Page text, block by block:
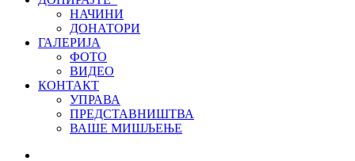
НАЧИНИ
ДОНАТОРИ
ГАЛЕРИЈА
ФОТО
ВИДЕО
КОНТАКТ
УПРАВА
ПРЕДСТАВНИШТВА
ВАШЕ МИШЉЕЊЕ